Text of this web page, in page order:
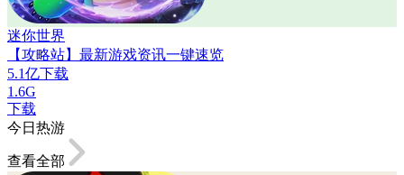
迷你世界
【攻略站】最新游戏资讯一键速览
5.1亿下载
1.6G
下载
今日热游
查看全部